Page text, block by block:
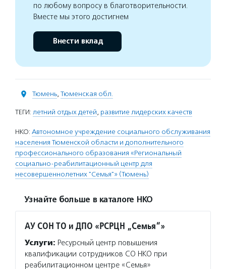
по любому вопросу в благотворительности.
Вместе мы этого достигнем
Внести вклад
Тюмень, Тюменская обл.
ТЕГИ: летний отдых детей, развитие лидерских качеств
НКО: Автономное учреждение социального обслуживания
населения Тюменской области и дополнительного
профессионального образования «Региональный
социально-реабилитационный центр для
несовершеннолетних "Семья"» (Тюмень)
Узнайте больше в каталоге НКО
АУ СОН ТО и ДПО «РСРЦН „Семья“»
Услуги: Ресурсный центр повышения
квалификации сотрудников СО НКО при
реабилитационном центре «Семья»